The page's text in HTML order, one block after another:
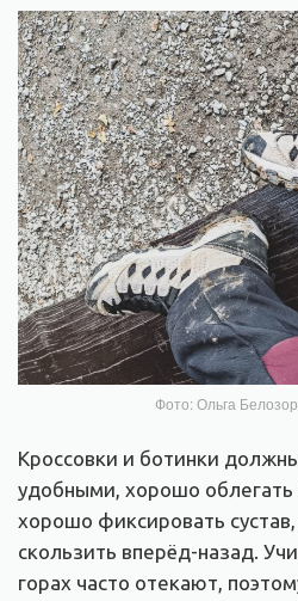
Фото: Ольга
Кроссовки и ботинки
удобными, хорошо облегать
хорошо фиксировать
скользить вперёд-назад.
горах часто отекают,